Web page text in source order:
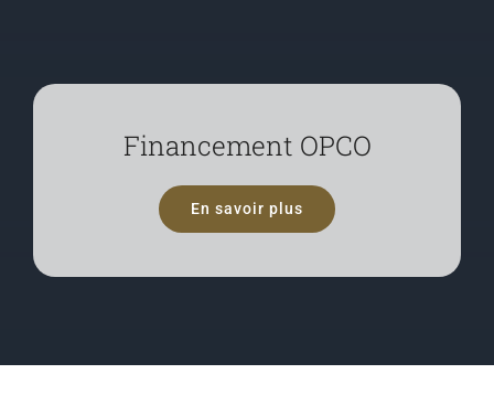
Financement OPCO
En savoir plus